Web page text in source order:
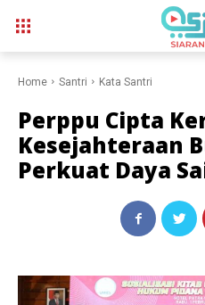
Home Santri Kata Santri
Perppu Cipta
Kesejahteraan
Perkuat Daya